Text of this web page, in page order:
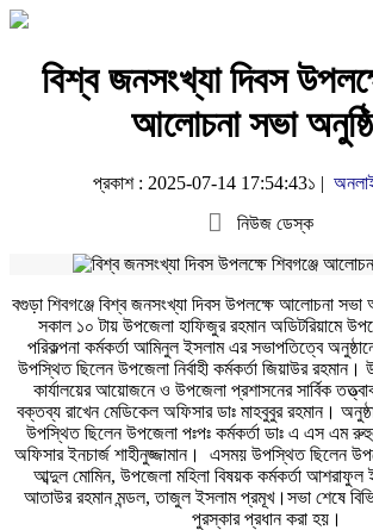
বিশ্ব জনসংখ্যা দিবস
আলোচনা সভা
প্রকাশ : 2025-07-14 17:54:43১ |
নিউজ ডেস্ক
বগুড়া শিবগঞ্জে বিশ্ব জনসংখ্যা দিবস উপলক্ষে আলোচনা
সকাল ১০ টায় উপজেলা হাফিজুর রহমান অডিটরিয়ামে
পরিকল্পনা কর্মকর্তা আমিনুল ইসলাম এর সভাপতিত্বে
উপস্থিত ছিলেন উপজেলা নির্বাহী কর্মকর্তা জিয়াউর রহমান।
কার্যালয়ের আয়োজনে ও উপজেলা প্রশাসনের সার্বিক
বক্তব্য রাখেন মেডিকেল অফিসার ডাঃ মাহবুবুর রহমান।
উপস্থিত ছিলেন উপজেলা পঃপঃ কর্মকর্তা ডাঃ এ এস এম
অফিসার ইনচার্জ শাহীনুজ্জামান। এসময় উপস্থিত ছিলেন
আব্দুল মোমিন, উপজেলা মহিলা বিষয়ক কর্মকর্তা আশরাফুল
আতাউর রহমান মন্ডল, তাজুল ইসলাম প্রমূখ।সভা শেষে
পুরস্কার প্রধান করা হয়।